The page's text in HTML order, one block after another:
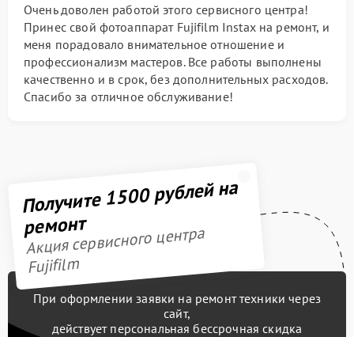
Очень доволен работой этого сервисного центра!
Принес свой фотоаппарат Fujifilm Instax на ремонт, и
меня порадовало внимательное отношение и
профессионализм мастеров. Все работы выполнены
качественно и в срок, без дополнительных расходов.
Спасибо за отличное обслуживание!
Получите 1500 рублей на
ремонт
Акция сервисного центра
Fujifilm
При оформлении заявки на ремонт техники через
сайт,
действует персональная бессрочная скидка